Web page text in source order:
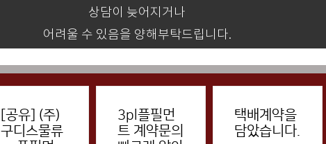
상담이 늦어지거나
어려울 수 있음을 양해부탁드립니다.
[공유] (주)
구디스물류
3pl플필먼
트 계약문의
택배계약을
담았습니다.